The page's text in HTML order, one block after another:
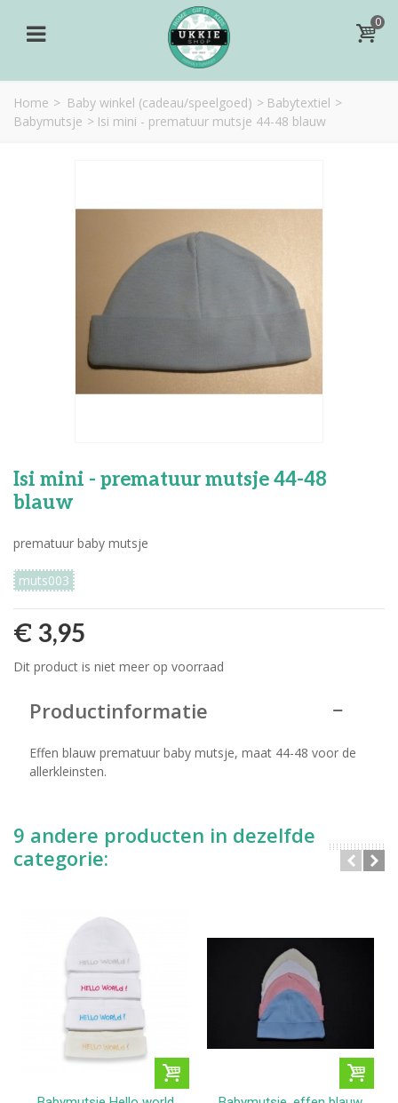
0
Home > Baby winkel (cadeau/speelgoed) > Babytextiel >
Babymutsje > Isi mini - prematuur mutsje 44-48 blauw
Isi mini - prematuur mutsje 44-48
blauw
prematuur baby mutsje
muts003
€ 3,95
Dit product is niet meer op voorraad
Productinformatie
Effen blauw prematuur baby mutsje, maat 44-48 voor de
allerkleinsten.
9 andere producten in dezelfde
categorie: